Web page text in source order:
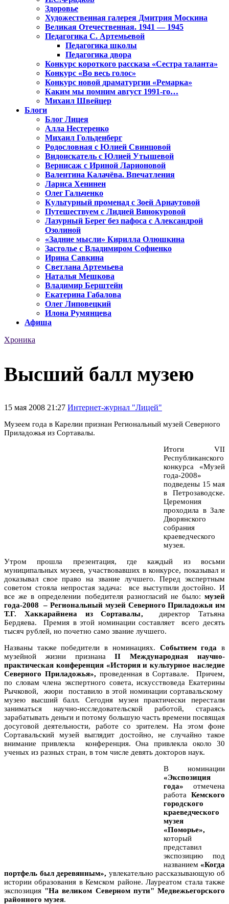
Здоровье
Художественная галерея Дмитрия Москина
Великая Отечественная. 1941 — 1945
Педагогика С. Артемьевой
Педагогика школы
Педагогика двора
Конкурс короткого рассказа «Сестра таланта»
Конкурс «Во весь голос»
Конкурс новой драматургии «Ремарка»
Каким мы помним август 1991-го…
Михаил Швейцер
Блоги
Блог Лицея
Алла Нестеренко
Михаил Гольденберг
Родословная с Юлией Свинцовой
Видоискатель с Юлией Утышевой
Вернисаж с Ириной Ларионовой
Валентина Калачёва. Впечатления
Лариса Хенинен
Олег Гальченко
Культурный променад с Зоей Арнаутовой
Путешествуем с Лидией Винокуровой
Лазурный Берег без пафоса с Александрой
Озолиной
«Задние мысли» Кирилла Олюшкина
Застолье с Владимиром Софиенко
Ирина Савкина
Светлана Артемьева
Наталья Мешкова
Владимир Берштейн
Екатерина Габалова
Олег Липовецкий
Илона Румянцева
Афиша
Хроника
Высший балл музею
15 мая 2008 21:27 Интернет-журнал "Лицей"
Музеем года в Карелии признан Региональный музей Северного
Приладожья из Сортавалы.
Итоги VII
Республиканского
конкурса «Музей
года-2008»
подведены 15 мая
в Петрозаводске.
Церемония
проходила в Зале
Дворянского
собрания
краеведческого
музея.
Утром прошла презентация, где каждый из восьми
муниципальных музеев, участвовавших в конкурсе, показывал и
доказывал свое право на звание лучшего. Перед экспертным
советом стояла непростая задача: все выступили достойно. И
все же в определении победителя разногласий не было: музей
года-2008 – Региональный музей Северного Приладожья им
Т.Г. Хаккарайнена из Сортавалы, директор Татьяна
Бердяева. Премия в этой номинации составляет всего десять
тысяч рублей, но почетно само звание лучшего.
Названы также победители в номинациях. Событием года в
музейной жизни признанаII Международная научно-
практическая конференция «История и культурное наследие
Северного Приладожья», проведенная в Сортавале. Причем,
по словам члена экспертного совета, искусствоведа Екатерины
Рычковой, жюри поставило в этой номинации сортавальскому
музею высший балл. Сегодня музеи практически перестали
заниматься научно-исследовательской работой, стараясь
зарабатывать деньги и потому большую часть времени посвящая
досуговой деятельности, работе со зрителем. На этом фоне
Сортавальский музей выглядит достойно, не случайно такое
внимание привлекла конференция. Она привлекла около 30
ученых из разных стран, в том числе девять докторов наук.
В номинации
«Экспозиция
года» отмечена
работа Кемского
городского
краеведческого
музея
«Поморье»,
который
представил
экспозицию под
названием «Когда
портфель был деревянным», увлекательно рассказывающую об
истории образования в Кемском районе. Лауреатом стала также
экспозиция "На великом Северном пути" Медвежьегорского
районного музея.